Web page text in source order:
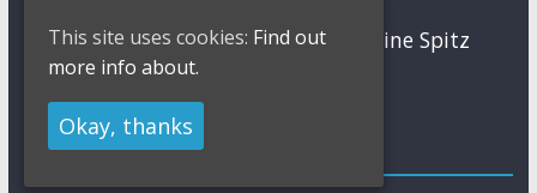
MTB Nadine Rieder Nino Schurter Sabine Spitz
Simon Stiebjahn UCI
Impressum
This site uses cookies: Find out
more info about.
Okay, thanks